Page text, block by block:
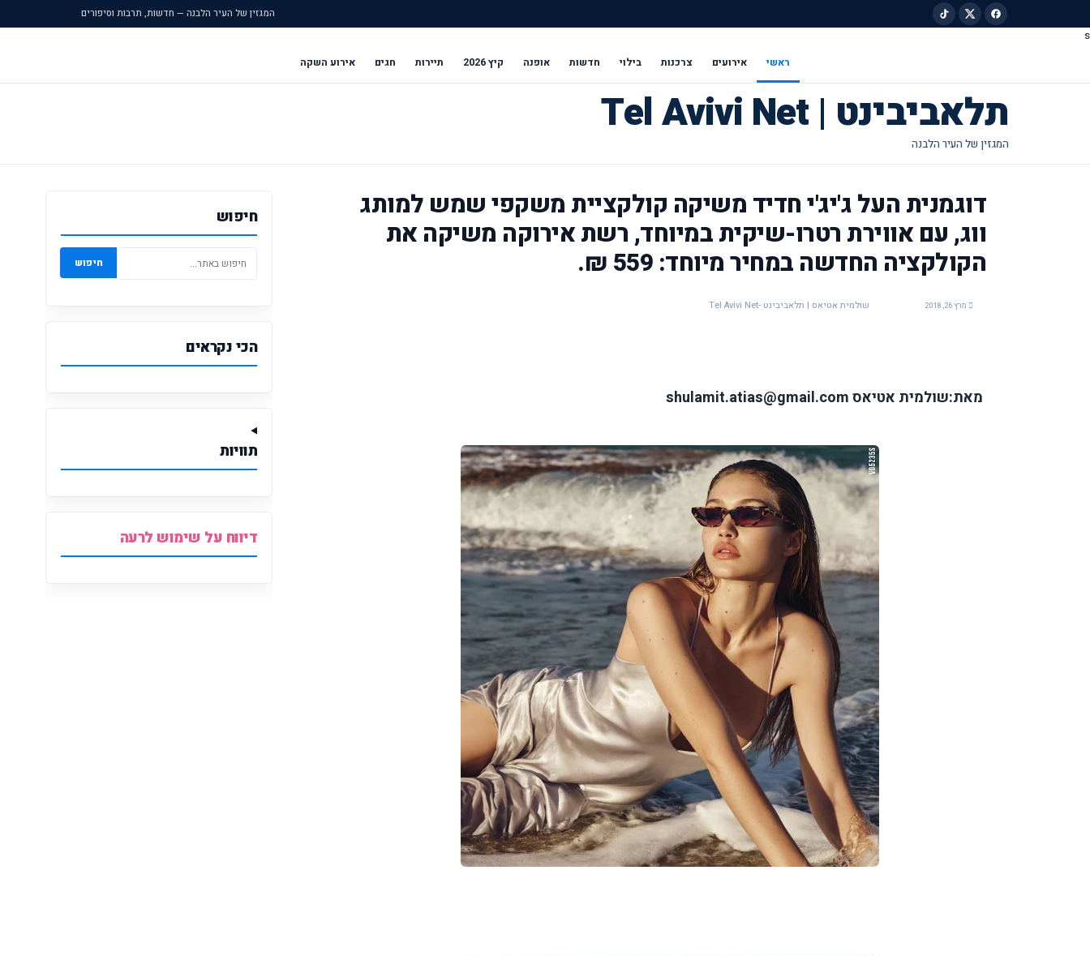
המגזין של העיר הלבנה — חדשות, תרבות וסיפורים
s
ראשי אירועים צרכנות בילוי חדשות אופנה קיץ 2026 תיירות חגים אירוע השקה
תלאביבינט | Tel Avivi Net
דוגמנית העל ג'יג'י חדיד משיקה קולקציית משקפי שמש למותג
ווג, עם אווירת רטרו-שיקית במיוחד, רשת אירוקה משיקה את
הקולקציה החדשה במחיר מיוחד: 559 ₪.
מרץ 26, 2018 שולמית אטיאס | תלאביבינט -Tel Avivi Net
shulamit.atias@gmail.com
חיפוש
חיפוש
הכי נקראים
תוויות
דיווח על שימוש לרעה